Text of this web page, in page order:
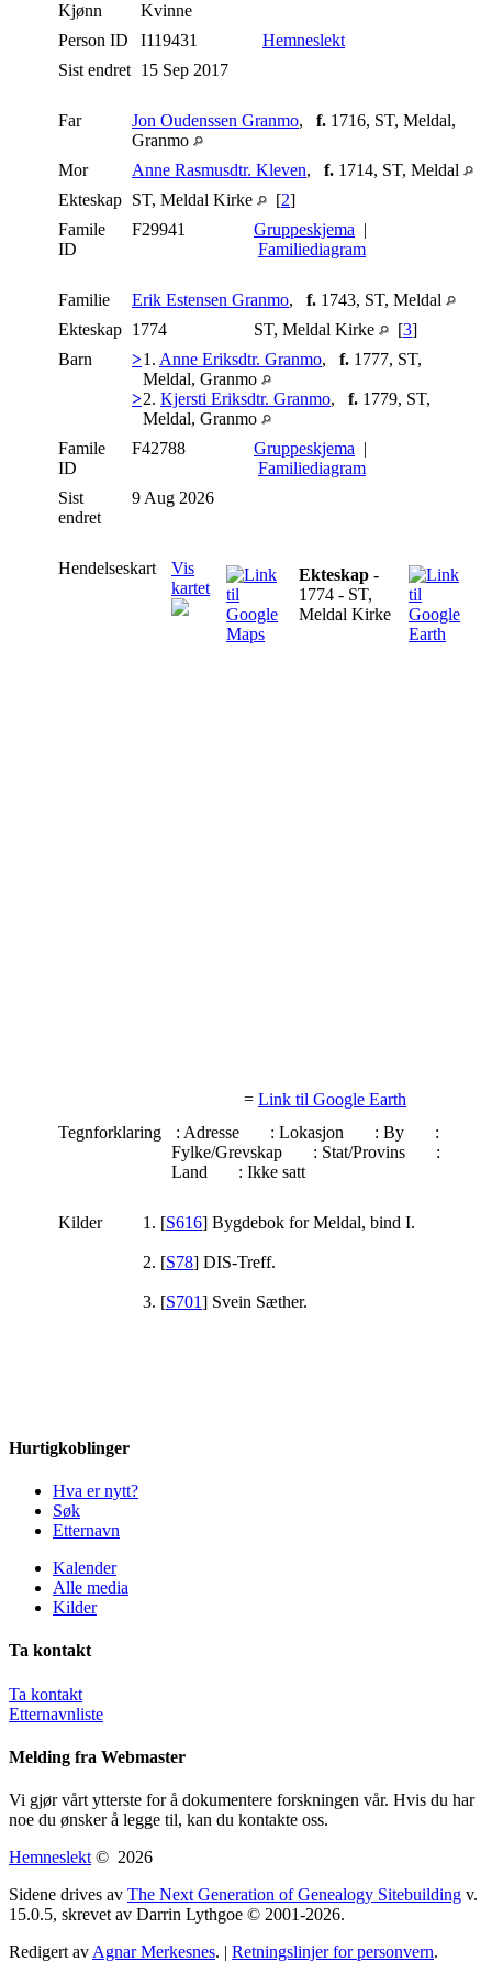
Kjønn
Kvinne
Person ID
I119431
Hemneslekt
Sist endret 15 Sep 2017
Far Jon Oudenssen Granmo, f. 1716, ST, Meldal,
Granmo
Mor
Anne Rasmusdtr. Kleven, f. 1714, ST, Meldal
Ekteskap ST, Meldal Kirke [2]
Famile
ID
F29941 Gruppeskjema |
Familiediagram
Familie Erik Estensen Granmo, f. 1743, ST, Meldal
Ekteskap 1774 ST, Meldal Kirke [3]
Barn
>1. Anne Eriksdtr. Granmo, f. 1777, ST,
Meldal, Granmo
>2. Kjersti Eriksdtr. Granmo, f. 1779, ST,
Meldal, Granmo
Famile
ID
F42788 Gruppeskjema |
Familiediagram
Sist
endret
9 Aug 2026
Hendelseskart
Vis
kartet
Ekteskap -
1774 - ST,
Meldal Kirke
= Link til Google Earth
Tegnforklaring
: Adresse : Lokasjon : By
:
Fylke/Grevskap
: Stat/Provins
:
Land
: Ikke satt
Kilder [S616] Bygdebok for Meldal, bind I.
[S78] DIS-Treff.
[S701] Svein Sæther.
Hurtigkoblinger
Hva er nytt?
Søk
Etternavn
Kalender
Alle media
Kilder
Ta kontakt
Ta kontakt
Etternavnliste
Melding fra Webmaster
Vi gjør vårt ytterste for å dokumentere forskningen vår. Hvis du har
noe du ønsker å legge til, kan du kontakte oss.
Hemneslekt © 2026
Sidene drives av The Next Generation of Genealogy Sitebuilding v.
15.0.5, skrevet av Darrin Lythgoe © 2001-2026.
Redigert av Agnar Merkesnes. | Retningslinjer for personvern.